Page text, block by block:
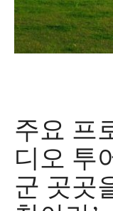
주요 프
디오 투
군 곳곳